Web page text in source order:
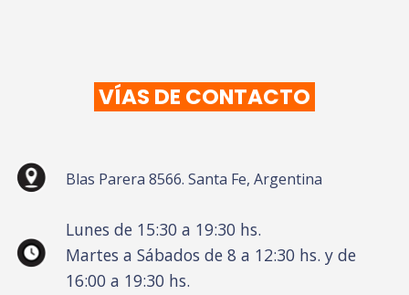
VÍAS DE CONTACTO
Blas Parera 8566. Santa Fe, Argentina
Lunes de 15:30 a 19:30 hs.
Martes a Sábados de 8 a 12:30 hs. y de
16:00 a 19:30 hs.